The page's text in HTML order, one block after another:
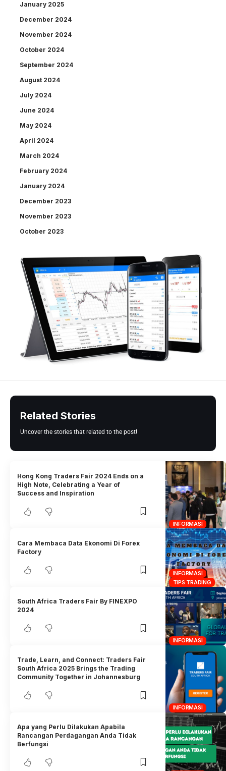
January 2025
December 2024
November 2024
October 2024
September 2024
August 2024
July 2024
June 2024
May 2024
April 2024
March 2024
February 2024
January 2024
December 2023
November 2023
October 2023
Related Stories
Uncover the stories that related to the post!
INFORMASI
Hong Kong Traders Fair 2024 Ends on a
High Note, Celebrating a Year of
Success and Inspiration
INFORMASI
TIPS TRADING
Cara Membaca Data Ekonomi Di Forex
Factory
INFORMASI
South Africa Traders Fair By FINEXPO
2024
INFORMASI
Trade, Learn, and Connect: Traders Fair
South Africa 2025 Brings the Trading
Community Together in Johannesburg
Apa yang Perlu Dilakukan Apabila
Rancangan Perdagangan Anda Tidak
Berfungsi